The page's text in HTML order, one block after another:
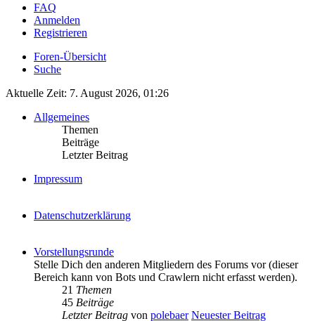
FAQ
Anmelden
Registrieren
Foren-Übersicht
Suche
Aktuelle Zeit: 7. August 2026, 01:26
Allgemeines
Themen
Beiträge
Letzter Beitrag
Impressum
Datenschutzerklärung
Vorstellungsrunde
Stelle Dich den anderen Mitgliedern des Forums vor (dieser
Bereich kann von Bots und Crawlern nicht erfasst werden).
21 Themen
45 Beiträge
Letzter Beitrag von polebaer Neuester Beitrag